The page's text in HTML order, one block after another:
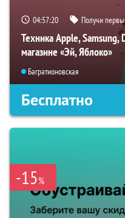
04:57:19 Получи
Техника Apple,
магазине «Эй, Яблоко»
Багратионовская
Бесплатно
-15%